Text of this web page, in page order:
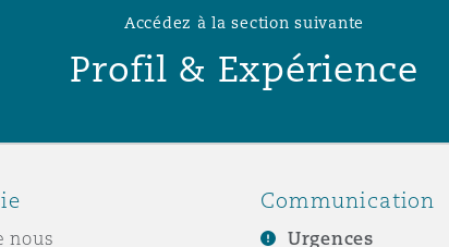
Accédez à la section suivante
Profil & Expérience
nous
Communication
Urgences